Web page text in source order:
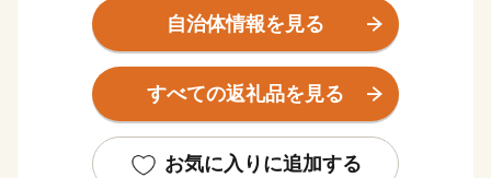
心ばかりではございますが、ご寄附くださった方には
お礼の品をご用意させていただきます。
どうぞ福崎町を応援くださいますようよろしくお願いい
たします。
※福崎町は寄附回数の制限はございません。
自治体情報を見る
すべての返礼品を見る
お気に入りに追加する